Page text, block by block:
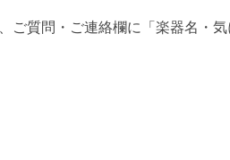
ご質問・ご連絡欄に「楽器名・気